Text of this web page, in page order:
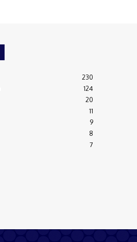
230
124
20
11
9
8
7